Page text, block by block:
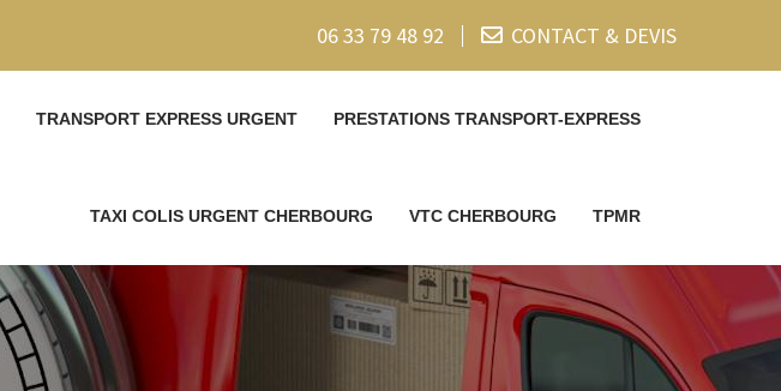
06 33 79 48 92 CONTACT & DEVIS
TRANSPORT EXPRESS URGENT PRESTATIONS TRANSPORT-EXPRESS
TAXI COLIS URGENT CHERBOURG VTC CHERBOURG TPMR